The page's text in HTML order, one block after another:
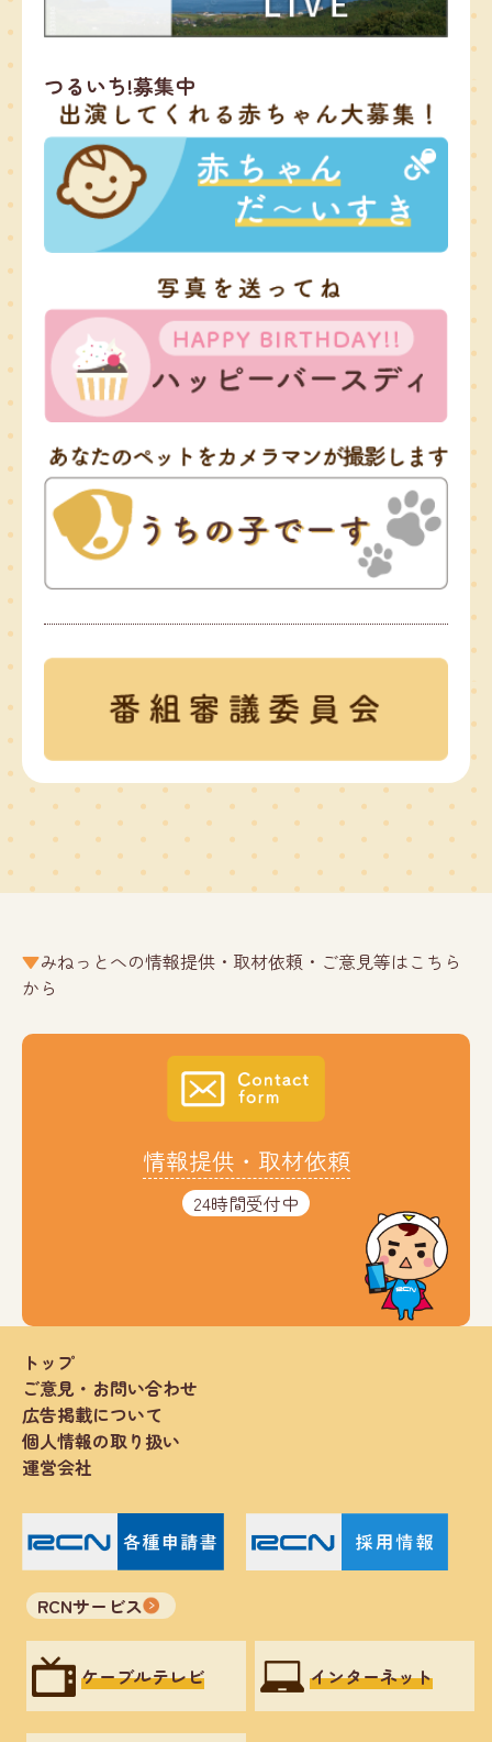
つるいち!募集中
みねっとへの情報提供・取材依頼・ご意見等はこちら
から
情報提供・取材依頼
24時間受付中
トップ
ご意見・お問い合わせ
広告掲載について
個人情報の取り扱い
運営会社
RCNサービス
ケーブルテレビ インターネット